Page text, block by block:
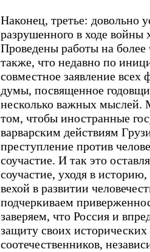
Наконец, третье: довольно
разрушенного в ходе
Проведены работы на
также, что недавно по
совместное заявление всех
думы, посвященное
несколько важных мыслей.
том, чтобы иностранные
варварским действиям
преступление против
соучастие. И так это
соучастие, уходя в
вехой в развитии
подчеркиваем
заверяем, что Россия и
защиту своих
соотечественников,